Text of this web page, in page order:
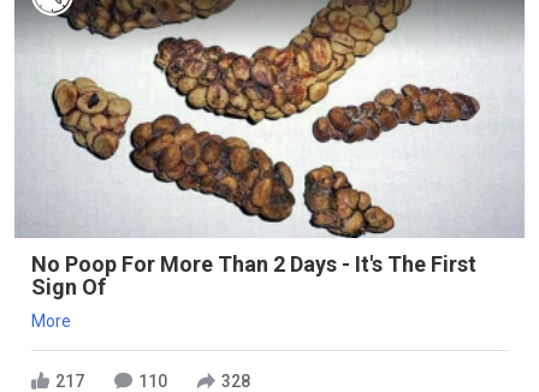
No Poop For More Than 2 Days - It's The First
Sign Of
More
217 110 328